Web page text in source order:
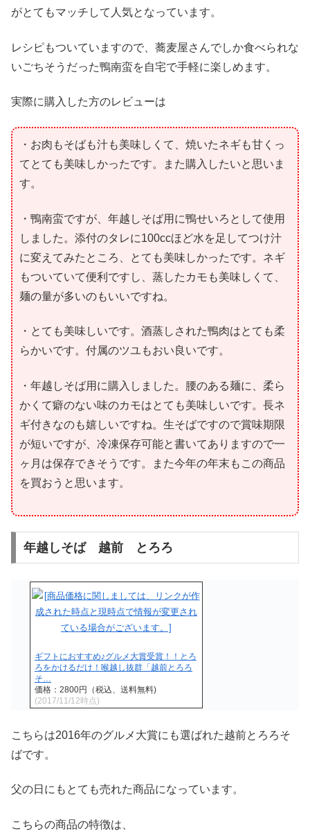
がとてもマッチして人気となっています。
レシピもついていますので、蕎麦屋さんでしか食べられな
いごちそうだった鴨南蛮を自宅で手軽に楽しめます。
実際に購入した方のレビューは
・お肉もそばも汁も美味しくて、焼いたネギも甘くっ
てとても美味しかったです。また購入したいと思いま
す。
・鴨南蛮ですが、年越しそば用に鴨せいろとして使用
しました。添付のタレに100ccほど水を足してつけ汁
に変えてみたところ、とても美味しかったです。ネギ
もついていて便利ですし、蒸したカモも美味しくて、
麺の量が多いのもいいですね。
・とても美味しいです。酒蒸しされた鴨肉はとても柔
らかいです。付属のツユもおい良いです。
・年越しそば用に購入しました。腰のある麺に、柔ら
かくて癖のない味のカモはとても美味しいです。長ネ
ギ付きなのも嬉しいですね。生そばですので賞味期限
が短いですが、冷凍保存可能と書いてありますので一
ヶ月は保存できそうです。また今年の年末もこの商品
を買おうと思います。
年越しそば 越前 とろろ
ギフトにおすすめ♪グルメ大賞受賞！！とろ
ろをかけるだけ！喉越し抜群「越前とろろ
そ…
価格：2800円（税込、送料無料)
(2017/11/12時点)
こちらは2016年のグルメ大賞にも選ばれた越前とろろそ
ばです。
父の日にもとても売れた商品になっています。
こちらの商品の特徴は、